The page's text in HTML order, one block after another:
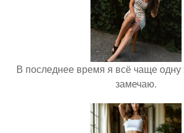
В последнее время я всё чаще одну
замечаю.